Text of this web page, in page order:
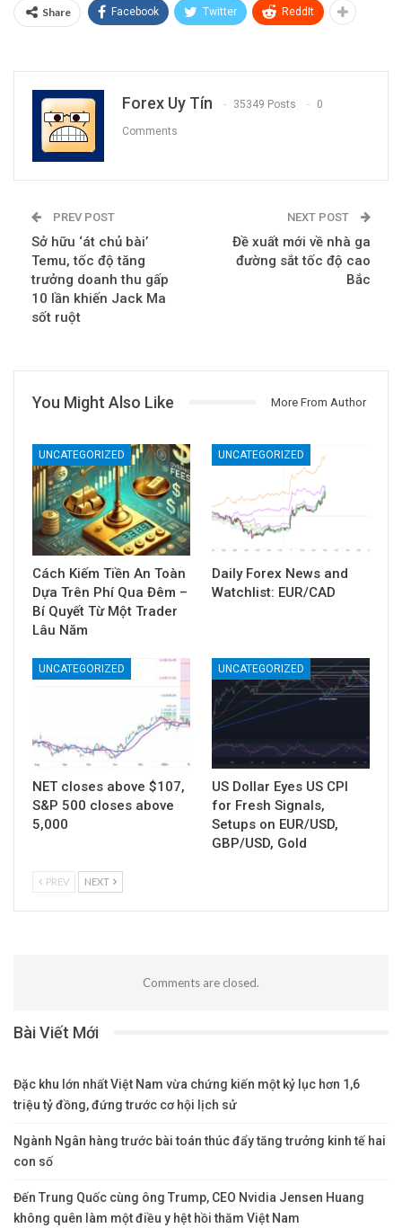
Share Facebook Twitter ReddIt
Forex Uy Tín 35349 Posts 0
Comments
PREV POST
Sở hữu ‘át chủ bài’
Temu, tốc độ tăng
trưởng doanh thu gấp
10 lần khiến Jack Ma
sốt ruột
NEXT POST
Đề xuất mới về nhà ga
đường sắt tốc độ cao
Bắc
You Might Also Like More From Author
UNCATEGORIZED
Cách Kiếm Tiền An Toàn
Dựa Trên Phí Qua Đêm –
Bí Quyết Từ Một Trader
Lâu Năm
UNCATEGORIZED
Daily Forex News and
Watchlist: EUR/CAD
UNCATEGORIZED
NET closes above $107,
S&P 500 closes above
5,000
UNCATEGORIZED
US Dollar Eyes US CPI
for Fresh Signals,
Setups on EUR/USD,
GBP/USD, Gold
PREV NEXT
Comments are closed.
Bài Viết Mới
Đặc khu lớn nhất Việt Nam vừa chứng kiến một kỷ lục hơn 1,6
triệu tỷ đồng, đứng trước cơ hội lịch sử
Ngành Ngân hàng trước bài toán thúc đẩy tăng trưởng kinh tế hai
con số
Đến Trung Quốc cùng ông Trump, CEO Nvidia Jensen Huang
không quên làm một điều y hệt hồi thăm Việt Nam